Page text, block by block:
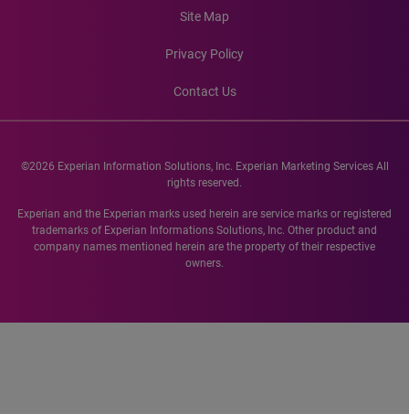
Site Map
Privacy Policy
Contact Us
©2026 Experian Information Solutions, Inc. Experian Marketing Services All
rights reserved.
Experian and the Experian marks used herein are service marks or registered
trademarks of Experian Informations Solutions, Inc. Other product and
company names mentioned herein are the property of their respective
owners.